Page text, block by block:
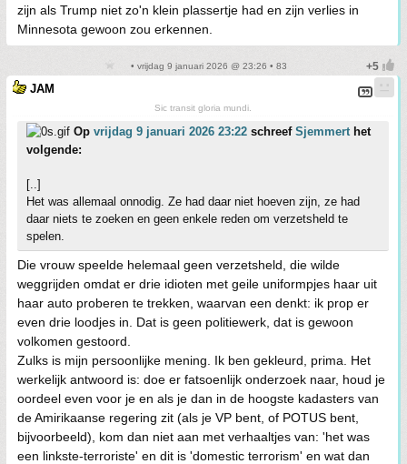
zijn als Trump niet zo'n klein plassertje had en zijn verlies in
Minnesota gewoon zou erkennen.
• vrijdag 9 januari 2026 @ 23:26 • 83
JAM
Sic transit gloria mundi.
Op vrijdag 9 januari 2026 23:22 schreef Sjemmerthet
volgende:
[..]
Het was allemaal onnodig. Ze had daar niet hoeven zijn, ze had
daar niets te zoeken en geen enkele reden om verzetsheld te
spelen.
Die vrouw speelde helemaal geen verzetsheld, die wilde
weggrijden omdat er drie idioten met geile uniformpjes haar uit
haar auto proberen te trekken, waarvan een denkt: ik prop er
even drie loodjes in. Dat is geen politiewerk, dat is gewoon
volkomen gestoord.
Zulks is mijn persoonlijke mening. Ik ben gekleurd, prima. Het
werkelijk antwoord is: doe er fatsoenlijk onderzoek naar, houd je
oordeel even voor je en als je dan in de hoogste kadasters van
de Amirikaanse regering zit (als je VP bent, of POTUS bent,
bijvoorbeeld), kom dan niet aan met verhaaltjes van: 'het was
een linkste-terroriste' en dit is 'domestic terrorism' en wat dan